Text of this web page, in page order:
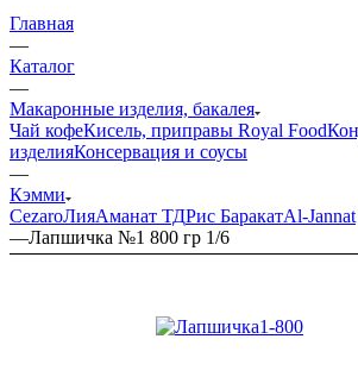
Главная
—
Каталог
—
Макаронные изделия, бакалея
Чай кофеКисель, приправы Royal Food
изделияКонсервация и соусы
—
Кэмми
CezaroЛияАманат ТДРис БаракатAl-Jannat
—Лапшичка №1 800 гр 1/6